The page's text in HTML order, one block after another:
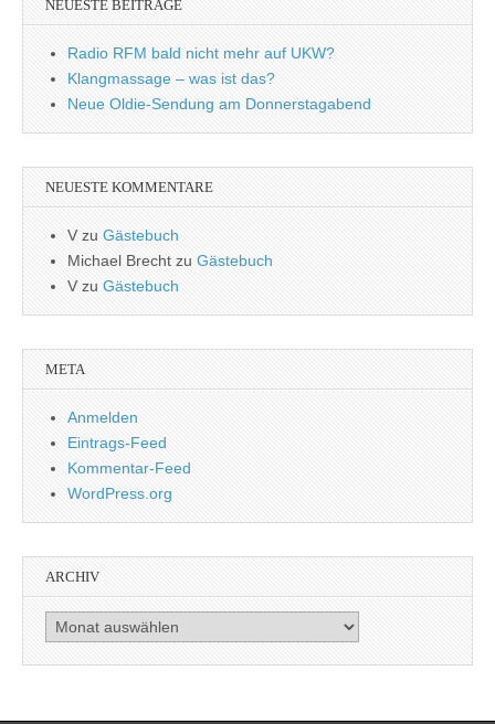
NEUESTE BEITRÄGE
Radio RFM bald nicht mehr auf UKW?
Klangmassage – was ist das?
Neue Oldie-Sendung am Donnerstagabend
NEUESTE KOMMENTARE
V zu Gästebuch
Michael Brecht zu Gästebuch
Vzu Gästebuch
META
Anmelden
Eintrags-Feed
Kommentar-Feed
WordPress.org
ARCHIV
Archiv